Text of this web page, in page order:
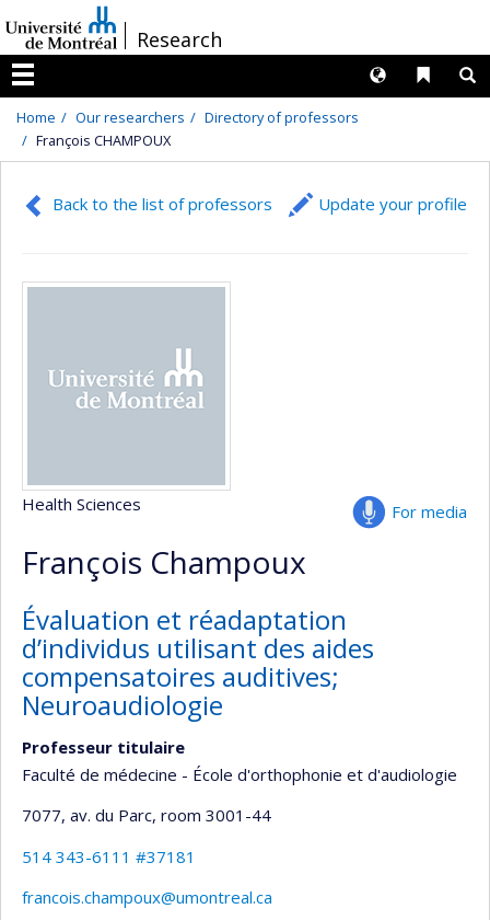
au
contenu
/Research
Menu
Liens
Langues
Home Our researchers
Directory of professors
François CHAMPOUX
Back to the list of professors Update your profile
For media
Health Sciences
François Champoux
Évaluation et réadaptation
d’individus utilisant des aides
compensatoires auditives;
Neuroaudiologie
Professeur titulaire
Faculté de médecine - École d'orthophonie et d'audiologie
7077, av. du Parc, room 3001-44
514 343-6111 #37181
francois.champoux@umontreal.ca